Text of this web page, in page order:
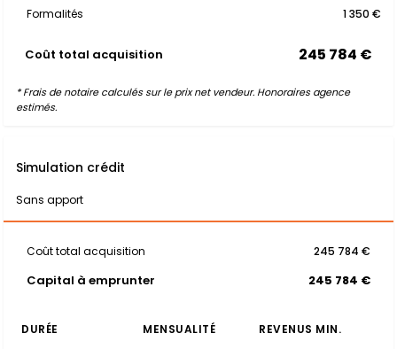
Formalités 1 350 €
Coût total acquisition 245 784 €
* Frais de notaire calculés sur le prix net vendeur. Honoraires agence
estimés.
Simulation crédit
Sans apport
Coût total acquisition 245 784 €
Capital à emprunter 245 784 €
DURÉE MENSUALITÉ
REVENUS MIN.